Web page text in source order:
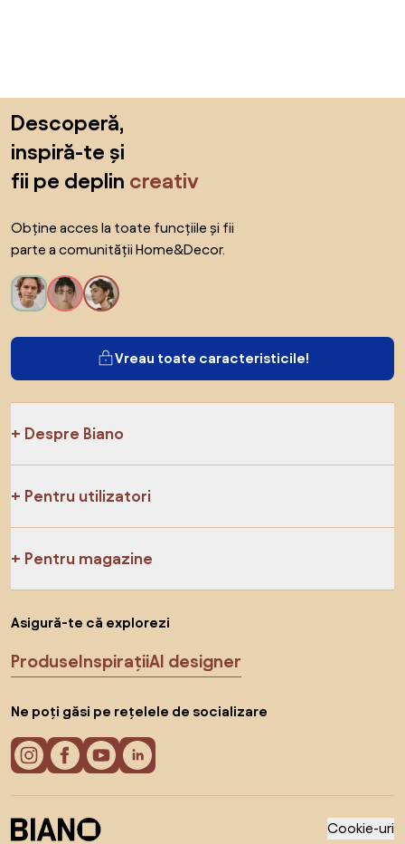
Descoperă,
inspiră-te și
fii pe deplin creativ
Obține acces la toate funcțiile și fii
parte a comunității Home&Decor.
Vreau toate caracteristicile!
Despre Biano
Pentru utilizatori
Pentru magazine
Asigură-te că explorezi
ProduseInspirațiiAI designer
Ne poți găsi pe rețelele de socializare
Cookie-uri